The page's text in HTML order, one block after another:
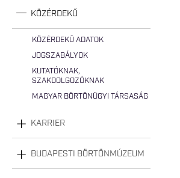
KÖZÉRDEKŰ
KÖZÉRDEKŰ ADATOK
JOGSZABÁLYOK
KUTATÓKNAK,
SZAKDOLGOZÓKNAK
MAGYAR BÖRTÖNÜGYI TÁRSASÁG
KARRIER
BUDAPESTI BÖRTÖNMÚZEUM